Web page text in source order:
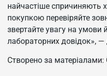
найчастіше спричиняють
покупкою перевіряйте
звертайте увагу на умови
лабораторних довідок», —
Створено за матеріалами: